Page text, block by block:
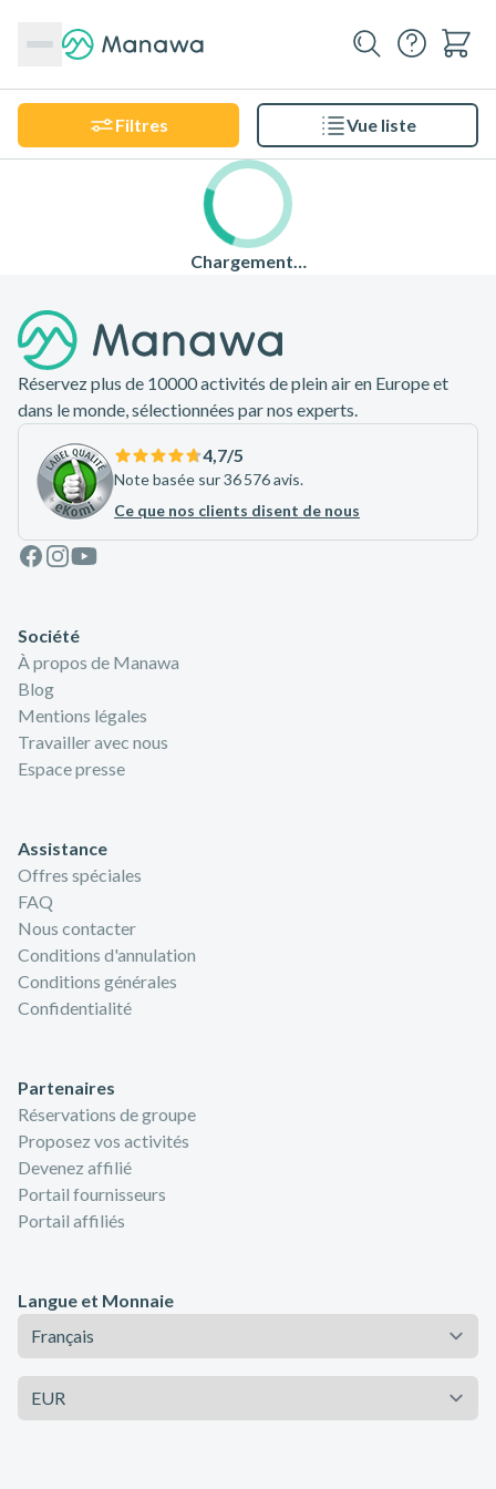
Filtres Vue liste
Chargement…
Réservez plus de 10000 activités de plein air en Europe et
dans le monde, sélectionnées par nos experts.
4,7/5
Note basée sur 36 576 avis.
Ce que nos clients disent de nous
Facebook
Instagram
Youtube
Société
À propos de Manawa
Blog
Mentions légales
Travailler avec nous
Espace presse
Assistance
Offres spéciales
FAQ
Nous contacter
Conditions d'annulation
Conditions générales
Confidentialité
Partenaires
Réservations de groupe
Proposez vos activités
Devenez affilié
Portail fournisseurs
Portail affiliés
Langue et Monnaie